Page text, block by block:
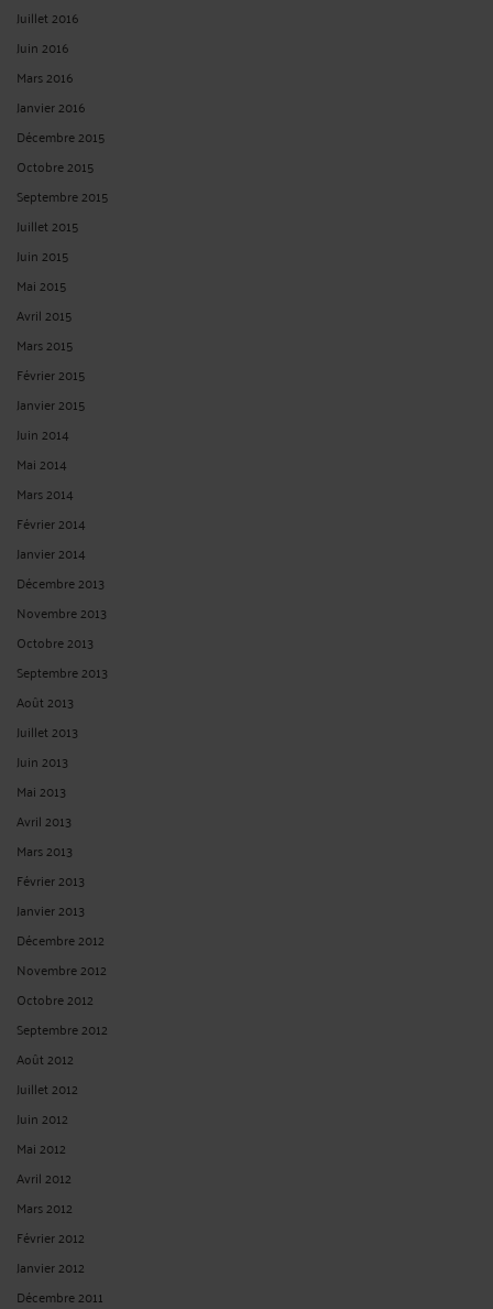
Juillet 2016
Juin 2016
Mars 2016
Janvier 2016
Décembre 2015
Octobre 2015
Septembre 2015
Juillet 2015
Juin 2015
Mai 2015
Avril 2015
Mars 2015
Février 2015
Janvier 2015
Juin 2014
Mai 2014
Mars 2014
Février 2014
Janvier 2014
Décembre 2013
Novembre 2013
Octobre 2013
Septembre 2013
Août 2013
Juillet 2013
Juin 2013
Mai 2013
Avril 2013
Mars 2013
Février 2013
Janvier 2013
Décembre 2012
Novembre 2012
Octobre 2012
Septembre 2012
Août 2012
Juillet 2012
Juin 2012
Mai 2012
Avril 2012
Mars 2012
Février 2012
Janvier 2012
Décembre 2011